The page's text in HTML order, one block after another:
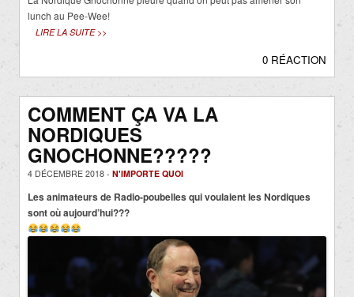
lunch au Pee-Wee!
LIRE LA SUITE >>
0 RÉACTION
COMMENT ÇA VA LA
NORDIQUES
GNOCHONNE?????
4 DÉCEMBRE 2018 - N'IMPORTE QUOI
Les animateurs de Radio-poubelles qui voulaient les Nordiques
sont où aujourd’hui???